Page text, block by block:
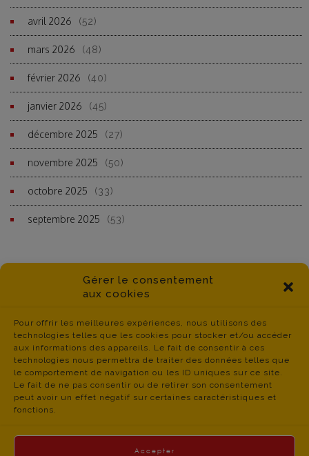
Gérer le consentement
aux cookies
Pour offrir les meilleures expériences, nous utilisons des
technologies telles que les cookies pour stocker et/ou accéder
aux informations des appareils. Le fait de consentir à ces
technologies nous permettra de traiter des données telles que
le comportement de navigation ou les ID uniques sur ce site.
Le fait de ne pas consentir ou de retirer son consentement
peut avoir un effet négatif sur certaines caractéristiques et
fonctions.
Accepter
avril 2026 (52)
mars 2026 (48)
février 2026 (40)
janvier 2026 (45)
décembre 2025 (27)
novembre 2025 (50)
octobre 2025 (33)
septembre 2025 (53)